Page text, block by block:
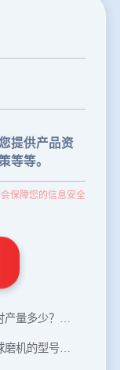
保障您的信息安全
套多少钱？
备一套价格？
用什么设备？
提供设备选型和报价。
荐用什么型号？
数和工作视频。
型号和参数？